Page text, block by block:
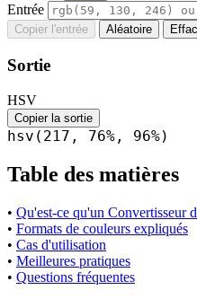
Entrée
Copier l'entrée Aléatoire
Sortie
HSV
Copier la sortie
hsv(217, 76%, 96%)
Table des matières
• Qu'est-ce qu'un Convertisseur
• Formats de couleurs expliqués
• Cas d'utilisation
• Meilleures pratiques
• Questions fréquentes